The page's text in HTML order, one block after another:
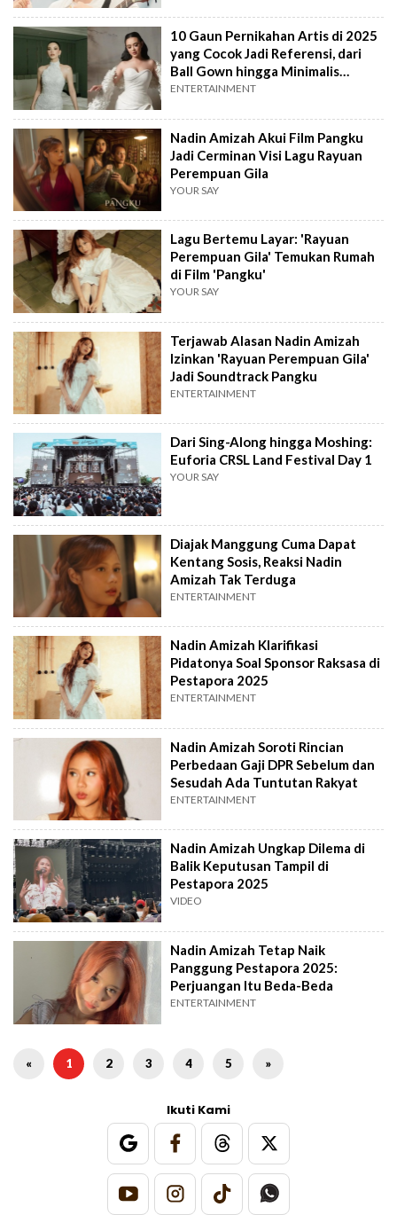
10 Gaun Pernikahan Artis di 2025
yang Cocok Jadi Referensi, dari
Ball Gown hingga Minimalis
Elegan
ENTERTAINMENT
Nadin Amizah Akui Film Pangku
Jadi Cerminan Visi Lagu Rayuan
Perempuan Gila
YOUR SAY
Lagu Bertemu Layar: 'Rayuan
Perempuan Gila' Temukan Rumah
di Film 'Pangku'
YOUR SAY
Terjawab Alasan Nadin Amizah
Izinkan 'Rayuan Perempuan Gila'
Jadi Soundtrack Pangku
ENTERTAINMENT
Dari Sing-Along hingga Moshing:
Euforia CRSL Land Festival Day 1
YOUR SAY
Diajak Manggung Cuma Dapat
Kentang Sosis, Reaksi Nadin
Amizah Tak Terduga
ENTERTAINMENT
Nadin Amizah Klarifikasi
Pidatonya Soal Sponsor Raksasa di
Pestapora 2025
ENTERTAINMENT
Nadin Amizah Soroti Rincian
Perbedaan Gaji DPR Sebelum dan
Sesudah Ada Tuntutan Rakyat
ENTERTAINMENT
Nadin Amizah Ungkap Dilema di
Balik Keputusan Tampil di
Pestapora 2025
VIDEO
Nadin Amizah Tetap Naik
Panggung Pestapora 2025:
Perjuangan Itu Beda-Beda
ENTERTAINMENT
« 1 2 3 4 5 »
Ikuti Kami